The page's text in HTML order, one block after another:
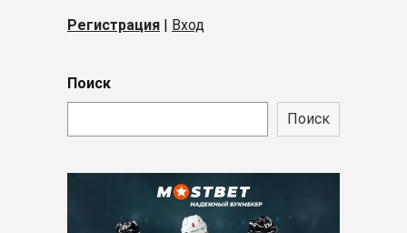
Регистрация | Вход
Поиск
Поиск